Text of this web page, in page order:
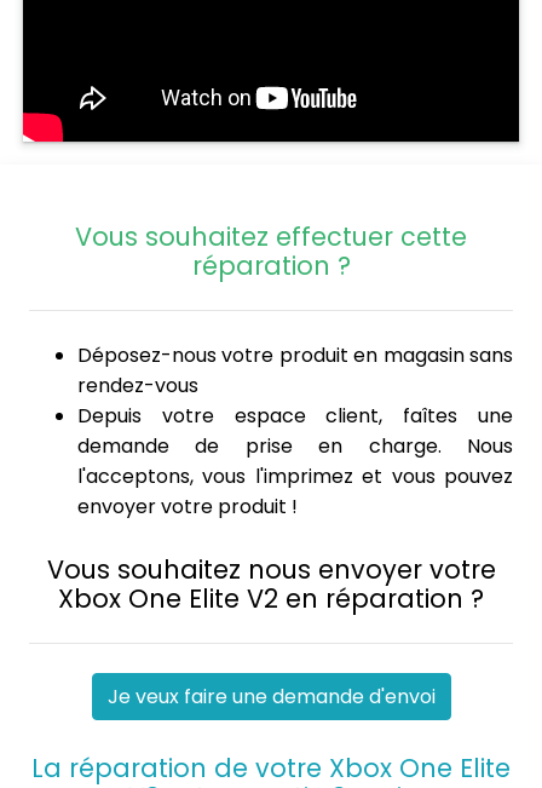
Vous souhaitez effectuer cette
réparation ?
Déposez-nous votre produit en magasin sans
rendez-vous
Depuis votre espace client, faîtes une
demande de prise en charge. Nous
l'acceptons, vous l'imprimez et vous pouvez
envoyer votre produit !
Vous souhaitez nous envoyer votre
Xbox One Elite V2 en réparation ?
Je veux faire une demande d'envoi
La réparation de votre Xbox One Elite